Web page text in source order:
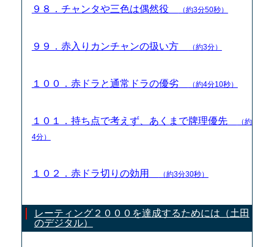
９８．チャンタや三色は偶然役 （約3分50秒）
９９．赤入りカンチャンの扱い方 （約3分）
１００．赤ドラと通常ドラの優劣 （約4分10秒）
１０１．持ち点で考えず、あくまで牌理優先
（約
4分）
１０２．赤ドラ切りの効用 （約3分30秒）
レーティング２０００を達成するためには（土田
のデジタル）